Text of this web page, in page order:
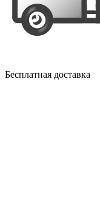
Бесплатная доставка